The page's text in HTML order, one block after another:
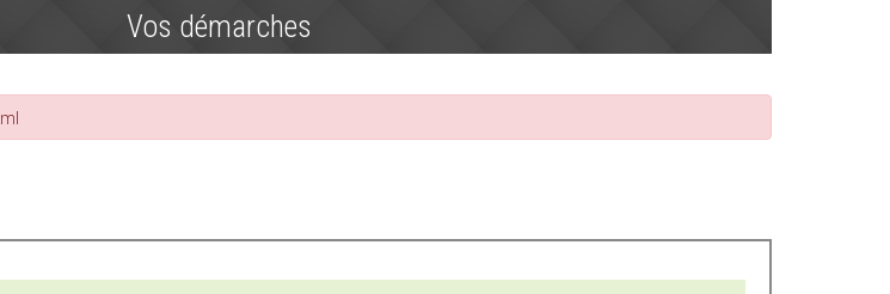
Vos démarches